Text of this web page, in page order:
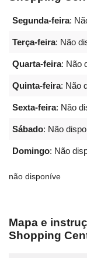
Segunda-feira:
Terça-feira: Não
Quarta-feira: Não
Quinta-feira: Não
Sexta-feira: Não
Sábado: Não
Domingo: Não
não disponíve
Mapa e
Shopping